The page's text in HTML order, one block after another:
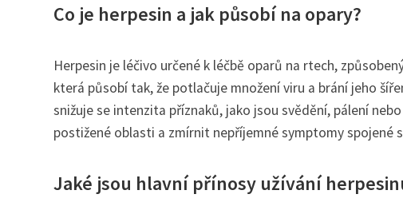
Co je herpesin a jak působí na opary?
Herpesin je léčivo určené k léčbě oparů na rtech,
která působí tak, že potlačuje množení viru a brání jeho
snižuje se intenzita příznaků, jako jsou svědění, pálení
postižené oblasti a zmírnit nepříjemné symptomy spojené
Jaké jsou hlavní přínosy užívání